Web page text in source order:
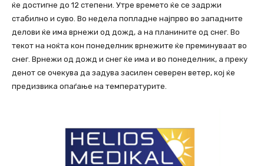
ќе достигне до 12 степени. Утре времето ќе се задржи
стабилно и суво. Во недела попладне најпрво во западните
делови ќе има врнежи од дожд, а на планините од снег. Во
текот на ноќта кон понеделник врнежите ќе преминуваат во
снег. Врнежи од дожд и снег ќе има и во понеделник, а преку
денот се очекува да задува засилен северен ветер, кој ќе
предизвика опаѓање на температурите.